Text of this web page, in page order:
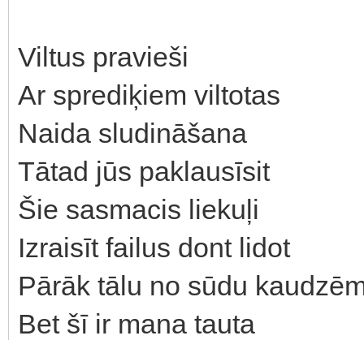
Viltus pravieši
Ar sprediķiem viltotas
Naida sludināšana
Tātad jūs paklausīsit
Šie sasmacis liekuļi
Izraisīt failus dont lidot
Pārāk tālu no sūdu
Bet šī ir mana tauta